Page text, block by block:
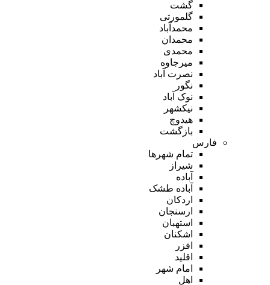
گشت
گلمورتی
محمدآباد
محمدان
محمدی
میرجاوه
نصرت آباد
نگور
نوک آباد
نیکشهر
هیدوچ
بازگشت
فارس
تمام شهر‌ها
شیراز
آباده
آباده طشک
اردکان
ارسنجان
استهبان
اشکنان
افزر
اقلید
امام شهر
اهل